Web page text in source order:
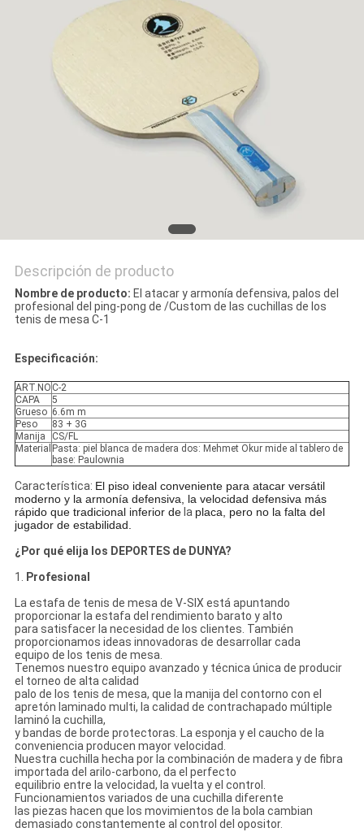
MAPA
SITIO
Descripción de producto
Nombre de producto: El atacar y armonía defensiva, palos del
profesional del ping-pong de /Custom de las cuchillas de los
tenis de mesa C-1
Especificación:
ART.NO C-2
CAPA
5
Grueso 6.6m m
Peso
83 + 3G
Manija
CS/FL
Material Pasta: piel blanca de madera dos: Mehmet Okur mide al tablero de
base: Paulownia
Característica: El piso ideal conveniente para atacar versátil
moderno y la armonía defensiva, la velocidad defensiva más
rápido que tradicional inferior dela placa, pero no la falta del
jugador de estabilidad.
¿Por qué elija los DEPORTES de DUNYA?
1. Profesional
La estafa de tenis de mesa de V-SIX está apuntando
proporcionar la estafa del rendimiento barato y alto
para satisfacer la necesidad de los clientes. También
proporcionamos ideas innovadoras de desarrollar cada
equipo de los tenis de mesa.
Tenemos nuestro equipo avanzado y técnica única de producir
el torneo de alta calidad
palo de los tenis de mesa, que la manija del contorno con el
apretón laminado multi, la calidad de contrachapado múltiple
laminó la cuchilla,
y bandas de borde protectoras. La esponja y el caucho de la
conveniencia producen mayor velocidad.
Nuestra cuchilla hecha por la combinación de madera y de fibra
importada del arilo-carbono, da el perfecto
equilibrio entre la velocidad, la vuelta y el control.
Funcionamientos variados de una cuchilla diferente
las piezas hacen que los movimientos de la bola cambian
demasiado constantemente al control del opositor.